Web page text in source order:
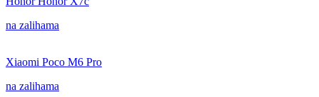
na zalihama
Xiaomi Poco M6 Pro
na zalihama